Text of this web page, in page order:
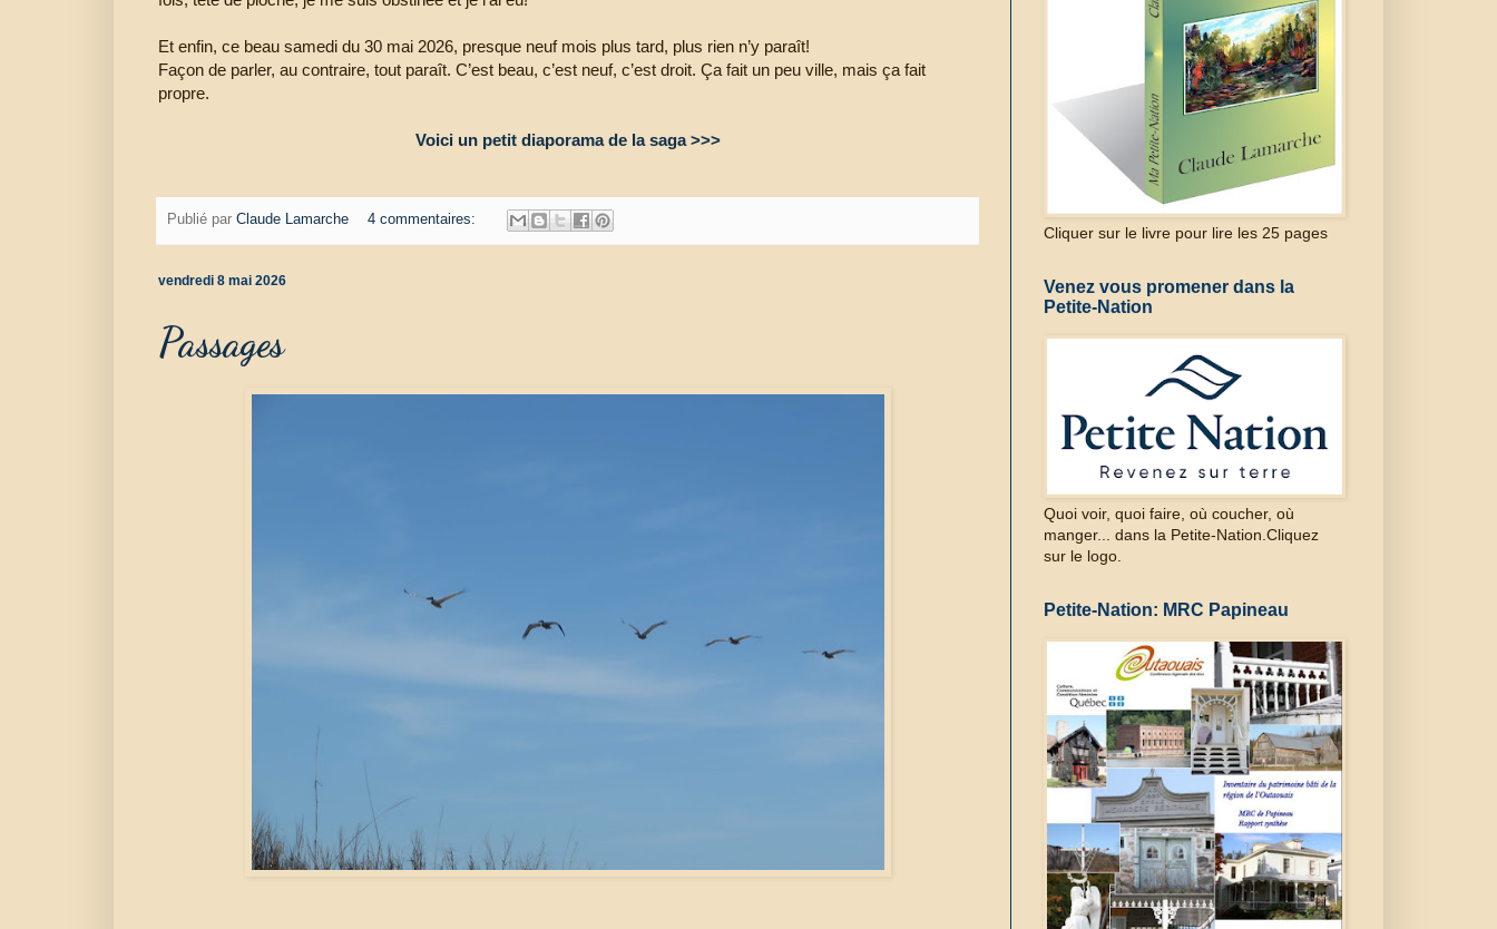
Et enfin, ce beau samedi du 30 mai 2026, presque neuf mois plus tard, plus rien n’y paraît!
Façon de parler, au contraire, tout paraît. C’est beau, c’est neuf, c’est droit. Ça fait un peu ville, mais ça fait
propre.
Voici un petit diaporama de la saga >>>
Publié par Claude Lamarche 4 commentaires:
vendredi 8 mai 2026
Passages
Cliquer sur le livre pour lire les 25 pages
Venez vous promener dans la
Petite-Nation
Quoi voir, quoi faire, où coucher, où
manger... dans la Petite-Nation.Cliquez
sur le logo.
Petite-Nation: MRC Papineau